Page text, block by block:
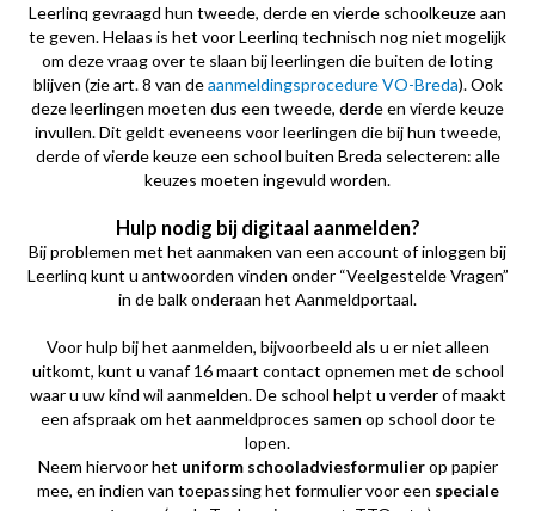
Leerlinq gevraagd hun tweede, derde en vierde schoolkeuze aan
te geven. Helaas is het voor Leerlinq technisch nog niet mogelijk
om deze vraag over te slaan bij leerlingen die buiten de loting
blijven (zie art. 8 van deaanmeldingsprocedure VO-Breda). Ook
deze leerlingen moeten dus een tweede, derde en vierde keuze
invullen. Dit geldt eveneens voor leerlingen die bij hun tweede,
derde of vierde keuze een school buiten Breda selecteren: alle
keuzes moeten ingevuld worden.
Hulp nodig bij digitaal aanmelden?
Bij problemen met het aanmaken van een account of inloggen bij
Leerlinq kunt u antwoorden vinden onder “Veelgestelde Vragen”
in de balk onderaan het Aanmeldportaal.
Voor hulp bij het aanmelden, bijvoorbeeld als u er niet alleen
uitkomt, kunt u vanaf 16 maart contact opnemen met de school
waar u uw kind wil aanmelden. De school helpt u verder of maakt
een afspraak om het aanmeldproces samen op school door te
lopen.
Neem hiervoor het uniform schooladviesformulierop papier
mee, en indien van toepassing het formulier voor een speciale